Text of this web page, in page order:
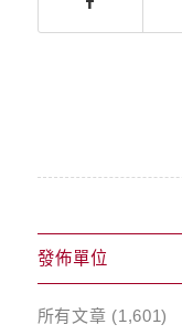
發佈單位
所有文章 (1,601)